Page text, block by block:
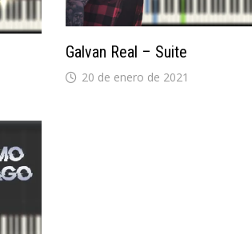
Galvan Real – Suite
20 de enero de 2021